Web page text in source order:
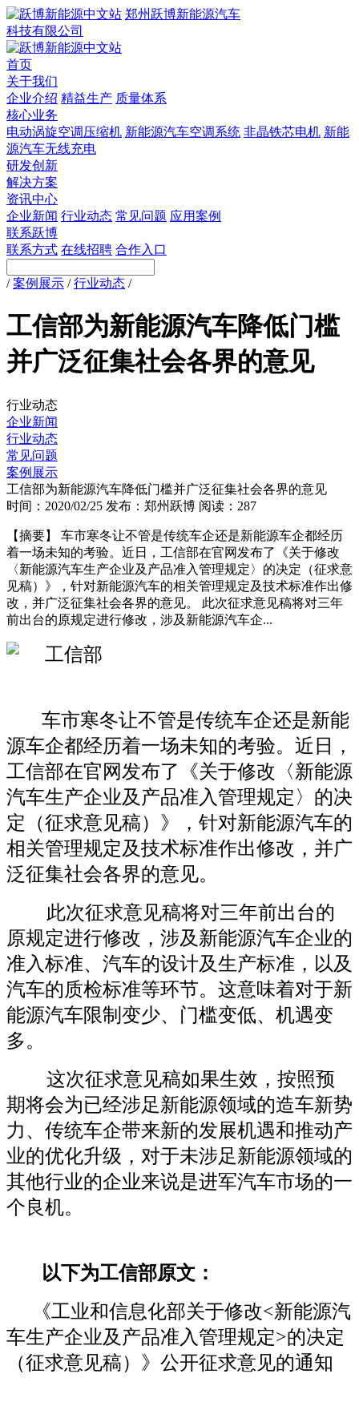
郑州跃博新能源汽车
科技有限公司
首页
关于我们
企业介绍 精益生产 质量体系
核心业务
电动涡旋空调压缩机 新能源汽车空调系统 非晶铁芯电机 新能
源汽车无线充电
研发创新
解决方案
资讯中心
企业新闻 行业动态 常见问题 应用案例
联系跃博
联系方式 在线招聘 合作入口
/ 案例展示 / 行业动态 /
工信部为新能源汽车降低门槛
并广泛征集社会各界的意见
行业动态
企业新闻
行业动态
常见问题
案例展示
工信部为新能源汽车降低门槛并广泛征集社会各界的意见
时间：2020/02/25 发布：郑州跃博 阅读：287
【摘要】
车市寒冬让不管是传统车企还是新能源车企都经历
着一场未知的考验。近日，工信部在官网发布了《关于修改
〈新能源汽车生产企业及产品准入管理规定〉的决定（征求意
见稿）》，针对新能源汽车的相关管理规定及技术标准作出修
改，并广泛征集社会各界的意见。 此次征求意见稿将对三年
前出台的原规定进行修改，涉及新能源汽车企...
车市寒冬让不管是传统车企还是新能
源车企都经历着一场未知的考验。近日，
工信部在官网发布了《关于修改〈新能源
汽车生产企业及产品准入管理规定〉的决
定（征求意见稿）》，针对新能源汽车的
相关管理规定及技术标准作出修改，并广
泛征集社会各界的意见。
此次征求意见稿将对三年前出台的
原规定进行修改，涉及新能源汽车企业的
准入标准、汽车的设计及生产标准，以及
汽车的质检标准等环节。这意味着对于新
能源汽车限制变少、门槛变低、机遇变
多。
这次征求意见稿如果生效，按照预
期将会为已经涉足新能源领域的造车新势
力、传统车企带来新的发展机遇和推动产
业的优化升级，对于未涉足新能源领域的
其他行业的企业来说是进军汽车市场的一
个良机。
以下为工信部原文：
《工业和信息化部关于修改<新能源汽
车生产企业及产品准入管理规定>的决定
（征求意见稿）》公开征求意见的通知